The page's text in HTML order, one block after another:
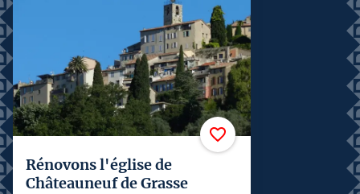
Rénovons l'église de
Châteauneuf de Grasse